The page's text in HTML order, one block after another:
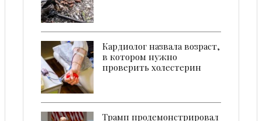
Кардиолог назвала возраст,
в котором нужно
проверить холестерин
Трамп продемонстрировал